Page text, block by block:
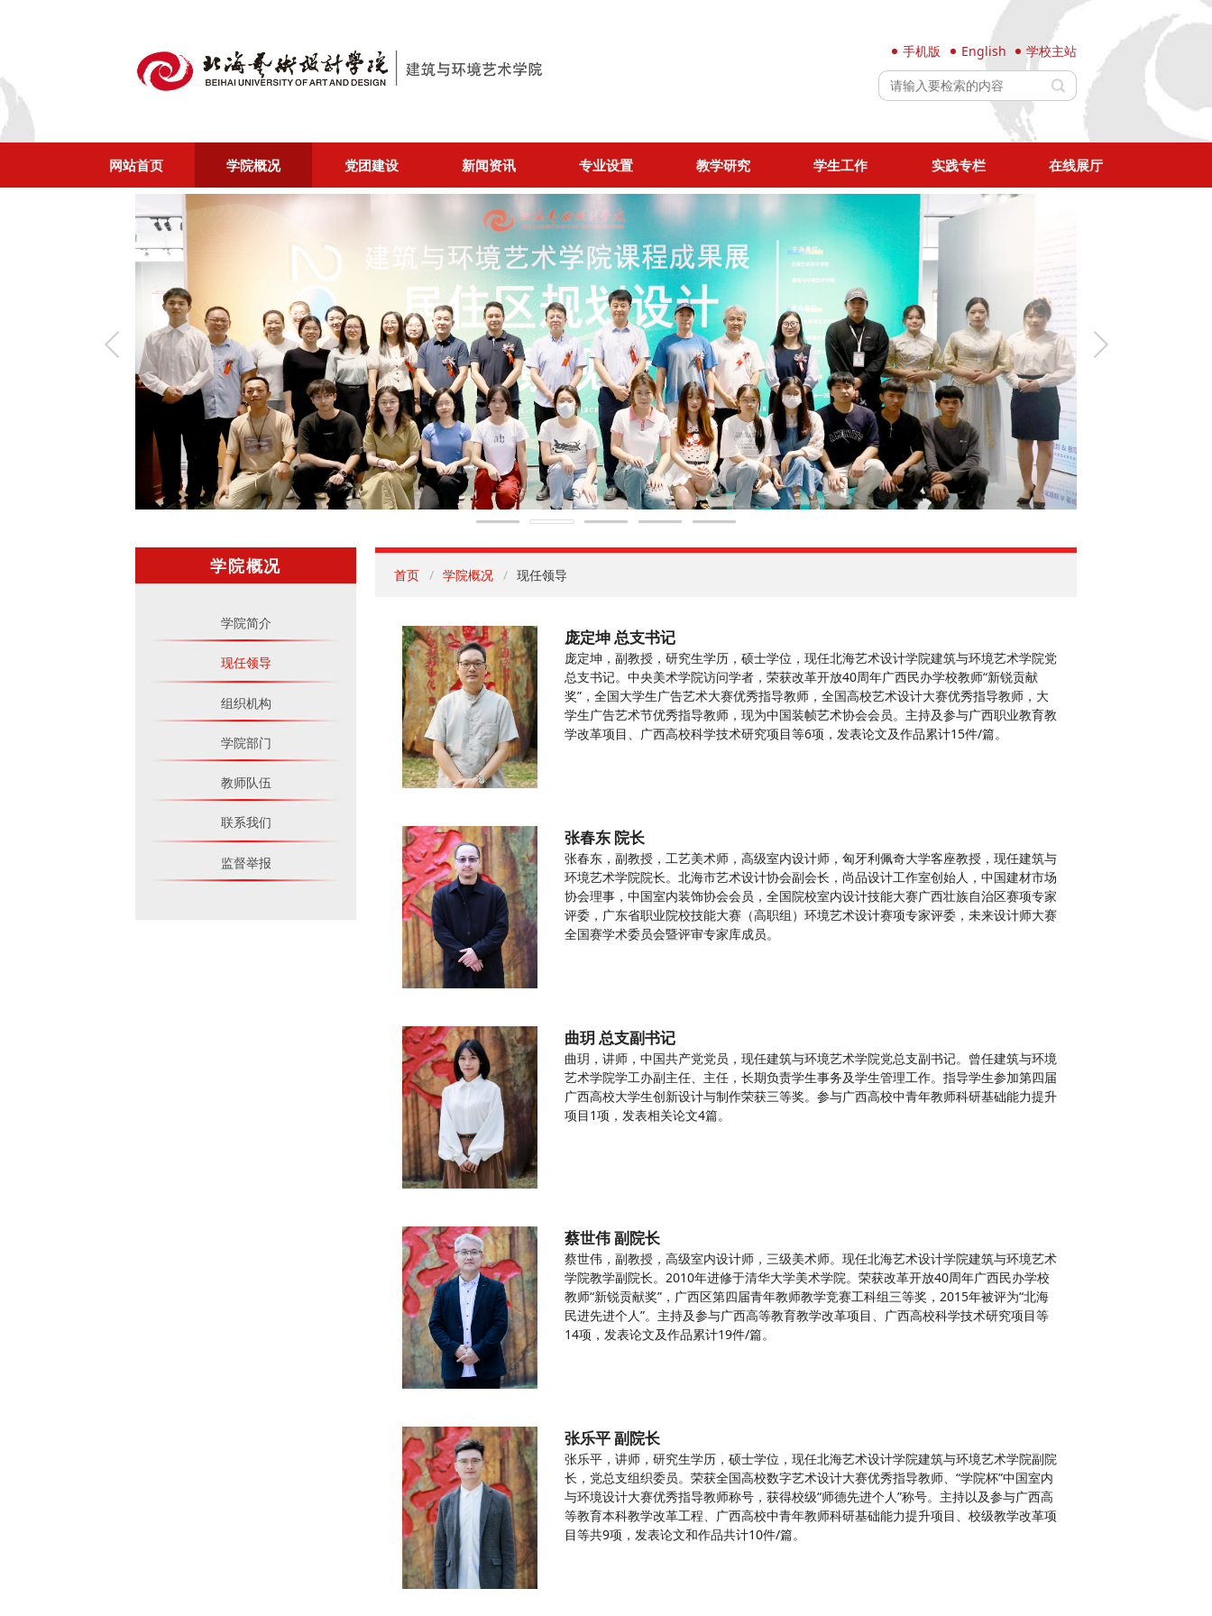
手机版 English 学校主站
网站首页 学院概况 党团建设 新闻资讯 专业设置 教学研究 学生工作 实践专栏 在线展厅
学院概况
学院简介
现任领导
组织机构
学院部门
教师队伍
联系我们
监督举报
首页 学院概况 现任领导
庞定坤 总支书记
庞定坤，副教授，研究生学历，硕士学位，现任北海艺术设计学院建筑与环境艺术学院党
总支书记。中央美术学院访问学者，荣获改革开放40周年广西民办学校教师“新锐贡献
奖”，全国大学生广告艺术大赛优秀指导教师，全国高校艺术设计大赛优秀指导教师，大
学生广告艺术节优秀指导教师，现为中国装帧艺术协会会员。主持及参与广西职业教育教
学改革项目、广西高校科学技术研究项目等6项，发表论文及作品累计15件/篇。
张春东 院长
张春东，副教授，工艺美术师，高级室内设计师，匈牙利佩奇大学客座教授，现任建筑与
环境艺术学院院长。北海市艺术设计协会副会长，尚品设计工作室创始人，中国建材市场
协会理事，中国室内装饰协会会员，全国院校室内设计技能大赛广西壮族自治区赛项专家
评委，广东省职业院校技能大赛（高职组）环境艺术设计赛项专家评委，未来设计师大赛
全国赛学术委员会暨评审专家库成员。
曲玥 总支副书记
曲玥，讲师，中国共产党党员，现任建筑与环境艺术学院党总支副书记。曾任建筑与环境
艺术学院学工办副主任、主任，长期负责学生事务及学生管理工作。指导学生参加第四届
广西高校大学生创新设计与制作荣获三等奖。参与广西高校中青年教师科研基础能力提升
项目1项，发表相关论文4篇。
蔡世伟 副院长
蔡世伟，副教授，高级室内设计师，三级美术师。现任北海艺术设计学院建筑与环境艺术
学院教学副院长。2010年进修于清华大学美术学院。荣获改革开放40周年广西民办学校
教师“新锐贡献奖”，广西区第四届青年教师教学竞赛工科组三等奖，2015年被评为“北海
民进先进个人”。主持及参与广西高等教育教学改革项目、广西高校科学技术研究项目等
14项，发表论文及作品累计19件/篇。
张乐平 副院长
张乐平，讲师，研究生学历，硕士学位，现任北海艺术设计学院建筑与环境艺术学院副院
长，党总支组织委员。荣获全国高校数字艺术设计大赛优秀指导教师、“学院杯”中国室内
与环境设计大赛优秀指导教师称号，获得校级“师德先进个人”称号。主持以及参与广西高
等教育本科教学改革工程、广西高校中青年教师科研基础能力提升项目、校级教学改革项
目等共9项，发表论文和作品共计10件/篇。